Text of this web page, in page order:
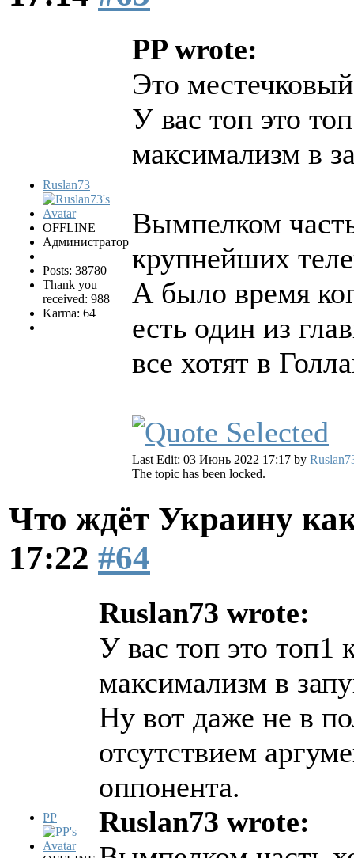
Ruslan73
OFFLINE
Администратор
Posts: 38780
Thank you
received: 988
Karma: 64
PP wrote:
Это
У вас топ это
максимализм в
Вымпелком
крупнейших
А было время
есть один из
все хотят в
Last Edit: 03 Июнь 2022 17:17 by
The topic has been locked.
Что ждёт Украину
17:22 #64
PP
Ruslan73 wrote:
У вас топ это
максимализм в
Ну вот даже не в
отсутствием
оппонента.
Ruslan73 wrote: